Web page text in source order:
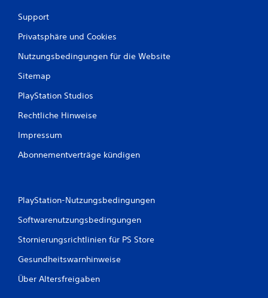
Support
Privatsphäre und Cookies
Nutzungsbedingungen für die Website
Sitemap
PlayStation Studios
Rechtliche Hinweise
Impressum
Abonnementverträge kündigen
PlayStation-Nutzungsbedingungen
Softwarenutzungsbedingungen
Stornierungsrichtlinien für PS Store
Gesundheitswarnhinweise
Über Altersfreigaben